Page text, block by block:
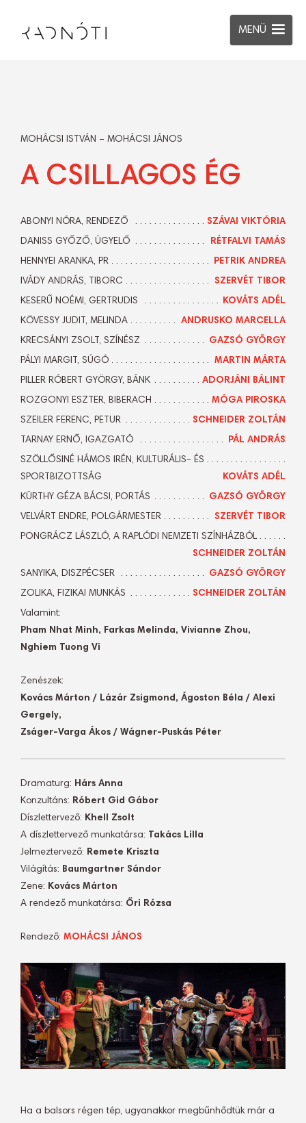
MENÜ
MOHÁCSI ISTVÁN – MOHÁCSI JÁNOS
A CSILLAGOS ÉG
ABONYI NÓRA, RENDEZŐ SZÁVAI VIKTÓRIA
DANISS GYŐZŐ, ÜGYELŐ RÉTFALVI TAMÁS
HENNYEI ARANKA, PR PETRIK ANDREA
IVÁDY ANDRÁS, TIBORC SZERVÉT TIBOR
KESERŰ NOÉMI, GERTRUDIS KOVÁTS ADÉL
KÖVESSY JUDIT, MELINDA ANDRUSKO MARCELLA
KRECSÁNYI ZSOLT, SZÍNÉSZ GAZSÓ GYÖRGY
PÁLYI MARGIT, SÚGÓ MARTIN MÁRTA
PILLER RÓBERT GYÖRGY, BÁNK ADORJÁNI BÁLINT
ROZGONYI ESZTER, BIBERACH MÓGA PIROSKA
SZEILER FERENC, PETUR SCHNEIDER ZOLTÁN
TARNAY ERNŐ, IGAZGATÓ PÁL ANDRÁS
SZÖLLŐSINÉ HÁMOS IRÉN, KULTURÁLIS- ÉS
SPORTBIZOTTSÁG
KOVÁTS ADÉL
KÜRTHY GÉZA BÁCSI, PORTÁS GAZSÓ GYÖRGY
VELVÁRT ENDRE, POLGÁRMESTER SZERVÉT TIBOR
PONGRÁCZ LÁSZLÓ, A RAPLÓDI NEMZETI SZÍNHÁZBÓL
SCHNEIDER ZOLTÁN
SANYIKA, DISZPÉCSER GAZSÓ GYÖRGY
ZOLIKA, FIZIKAI MUNKÁS SCHNEIDER ZOLTÁN
Valamint:
Pham Nhat Minh, Farkas Melinda, Vivianne Zhou,
Nghiem Tuong Vi
Zenészek:
Kovács Márton / Lázár Zsigmond, Ágoston Béla / Alexi
Gergely,
Zságer-Varga Ákos / Wágner-Puskás Péter
Dramaturg: Hárs Anna
Konzultáns: Róbert Gid Gábor
Díszlettervező: Khell Zsolt
A díszlettervező munkatársa: Takács Lilla
Jelmeztervező: Remete Kriszta
Világítás: Baumgartner Sándor
Zene: Kovács Márton
A rendező munkatársa: Őri Rózsa
Rendező: MOHÁCSI JÁNOS
Ha a balsors régen tép, ugyanakkor megbűnhődtük már a